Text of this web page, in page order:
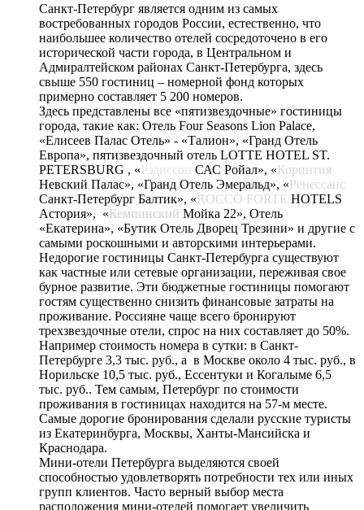
Санкт-Петербург является одним из самых
востребованных городов России, естественно, что
наибольшее количество отелей сосредоточено в его
исторической части города, в Центральном и
Адмиралтейском районах Санкт-Петербурга, здесь
свыше 550 гостиниц – номерной фонд которых
примерно составляет 5 200 номеров.
Здесь представлены все «пятизвездочные» гостиницы
города, такие как: Отель Four Seasons Lion Palace,
«Елисеев Палас Отель» - «Талион», «Гранд Отель
Европа», пятизвездочный отель LOTTE HOTEL ST.
PETERSBURG , «Рэдиссон САС Ройал», «Коринтия
Невский Палас», «Гранд Отель Эмеральд», «Ренессанс
Санкт-Петербург Балтик», «ROCCO FORTE HOTELS
Астория», «Кемпинский Мойка 22», Отель
«Екатерина», «Бутик Отель Дворец Трезини» и другие с
самыми роскошными и авторскими интерьерами.
Недорогие гостиницы Санкт-Петербурга существуют
как частные или сетевые организации, переживая свое
бурное развитие. Эти бюджетные гостиницы помогают
гостям существенно снизить финансовые затраты на
проживание. Россияне чаще всего бронируют
трехзвездочные отели, спрос на них составляет до 50%.
Например стоимость номера в сутки: в Санкт-
Петербурге 3,3 тыс. руб., а в Москве около 4 тыс. руб., в
Норильске 10,5 тыс. руб., Ессентуки и Когалыме 6,5
тыс. руб.. Тем самым, Петербург по стоимости
проживания в гостиницах находится на 57-м месте.
Самые дорогие бронирования сделали русские туристы
из Екатеринбурга, Москвы, Ханты-Мансийска и
Краснодара.
Мини-отели Петербурга выделяются своей
способностью удовлетворять потребности тех или иных
групп клиентов. Часто верный выбор места
расположения мини-отелей помогает увеличить